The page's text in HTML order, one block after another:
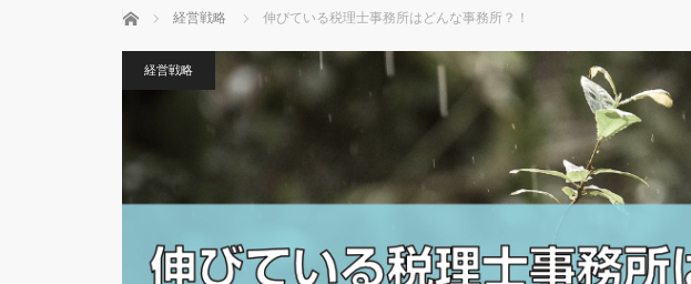
ホーム 経営戦略 伸びている税理士事務所はどんな事務所？！
経営戦略